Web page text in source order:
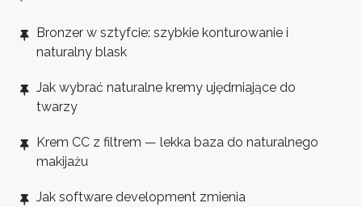
Bronzer w sztyfcie: szybkie konturowanie i
naturalny blask
Jak wybrać naturalne kremy ujędrniające do
twarzy
Krem CC z filtrem — lekka baza do naturalnego
makijażu
Jak software development zmienia